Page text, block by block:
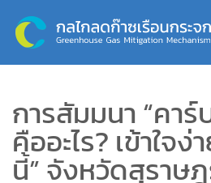
Skip to main content
การสัมมนา “คา
คืออะไร? เข้าใจง่
นี้” จังหวัดสุราษ